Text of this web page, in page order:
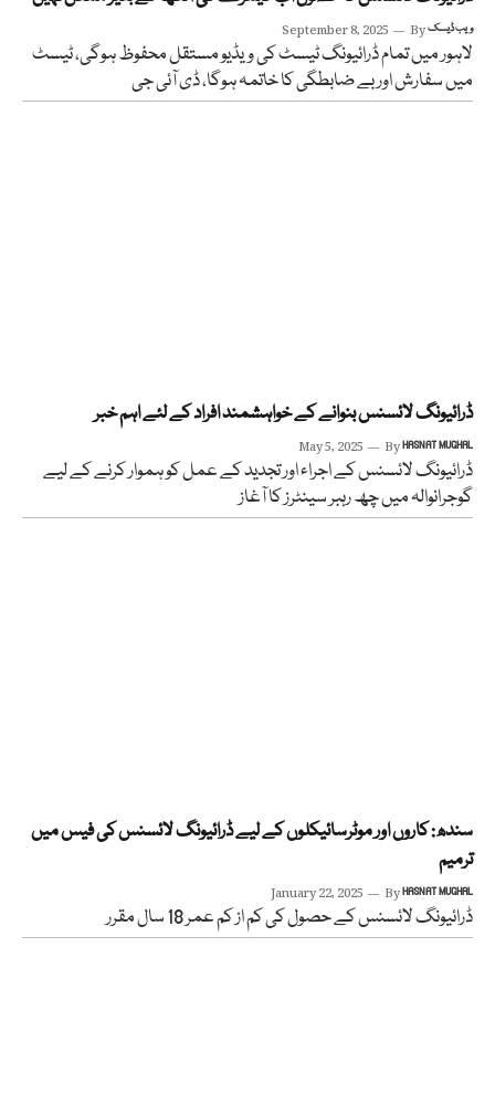
September 8, 2025 Byویب ڈیسک
لاہور میں تمام ڈرائیونگ ٹیسٹ کی ویڈیو مستقل محفوظ ہوگی، ٹیسٹ
میں سفارش اور بے ضابطگی کا خاتمہ ہوگا، ڈی آئی جی
ڈرائیونگ لائسنس بنوانے کے خواہشمند افراد کے لئے اہم خبر
May 5, 2025 ByHASNAT MUGHAL
ڈرائیونگ لائسنس کے اجراء اور تجدید کے عمل کو ہموار کرنے کے لیے
گوجرانوالہ میں چھ رہبر سینٹرز کا آغاز
سندھ: کاروں اور موٹرسائیکلوں کے لیے ڈرائیونگ لائسنس کی فیس میں
ترمیم
January 22, 2025 ByHASNAT MUGHAL
ڈرائیونگ لائسنس کے حصول کی کم از کم عمر 18 سال مقرر